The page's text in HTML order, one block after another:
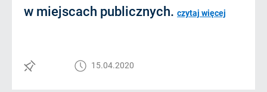
w miejscach publicznych. czytaj więcej
15.04.2020